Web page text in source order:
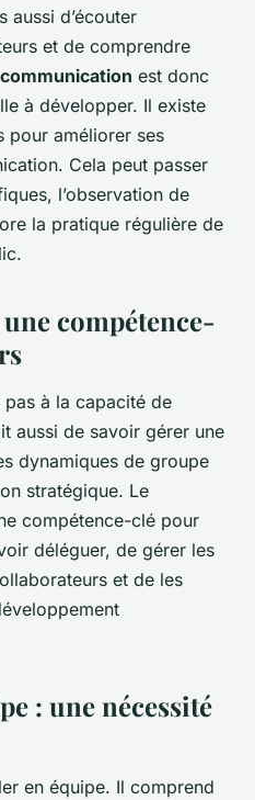
aussi d’écouter
et de comprendre
communication est donc
à développer. Il existe
pour améliorer ses
Cela peut passer
l’observation de
la pratique régulière de
compétence-
à la capacité de
aussi de savoir gérer une
dynamiques de groupe
stratégique. Le
compétence-clé pour
déléguer, de gérer les
et de les
: une nécessité
en équipe. Il comprend